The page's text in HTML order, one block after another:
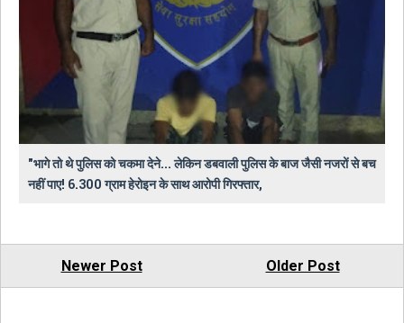
"भागे तो थे पुलिस को चकमा देने... लेकिन डबवाली पुलिस के बाज जैसी नजरों से बच
नहीं पाए! 6.300 ग्राम हेरोइन के साथ आरोपी गिरफ्तार,
Newer Post Older Post